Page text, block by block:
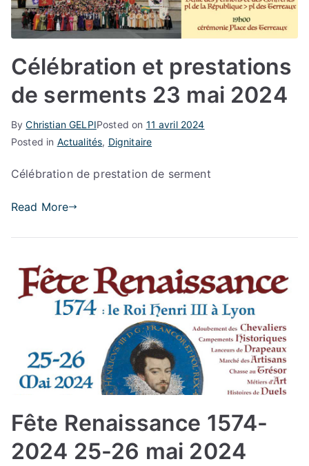
Célébration et prestations
de serments 23 mai 2024
ByChristian GELPIPosted on 11 avril 2024
Posted in Actualités, Dignitaire
Célébration de prestation de serment
Read More
Fête Renaissance 1574-
2024 25-26 mai 2024